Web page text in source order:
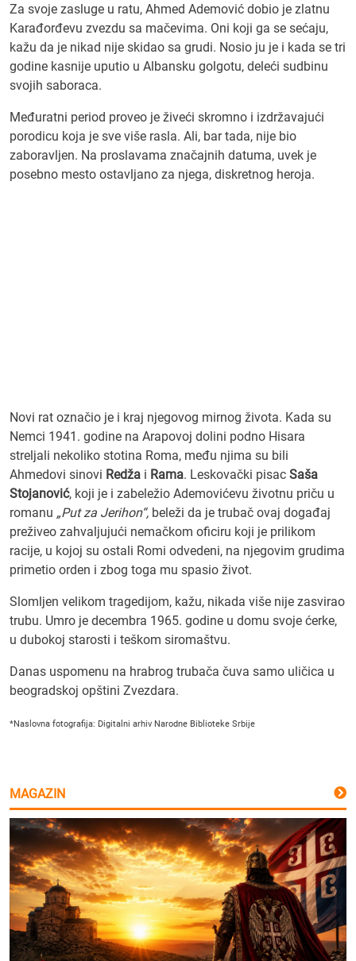
Za svoje zasluge u ratu, Ahmed Ademović dobio je zlatnu
Karađorđevu zvezdu sa mačevima. Oni koji ga se sećaju,
kažu da je nikad nije skidao sa grudi. Nosio ju je i kada se tri
godine kasnije uputio u Albansku golgotu, deleći sudbinu
svojih saboraca.
Međuratni period proveo je živeći skromno i izdržavajući
porodicu koja je sve više rasla. Ali, bar tada, nije bio
zaboravljen. Na proslavama značajnih datuma, uvek je
posebno mesto ostavljano za njega, diskretnog heroja.
Novi rat označio je i kraj njegovog mirnog života. Kada su
Nemci 1941. godine na Arapovoj dolini podno Hisara
streljali nekoliko stotina Roma, među njima su bili
Ahmedovi sinovi Redža i Rama. Leskovački pisac Saša
Stojanović, koji je i zabeležio Ademovićevu životnu priču u
romanu „Put za Jerihon“, beleži da je trubač ovaj događaj
preživeo zahvaljujući nemačkom oficiru koji je prilikom
racije, u kojoj su ostali Romi odvedeni, na njegovim grudima
primetio orden i zbog toga mu spasio život.
Slomljen velikom tragedijom, kažu, nikada više nije zasvirao
trubu. Umro je decembra 1965. godine u domu svoje ćerke,
u dubokoj starosti i teškom siromaštvu.
Danas uspomenu na hrabrog trubača čuva samo uličica u
beogradskoj opštini Zvezdara.
*Naslovna fotografija: Digitalni arhiv Narodne Biblioteke Srbije
MAGAZIN